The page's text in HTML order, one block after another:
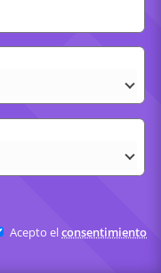
Acepto elconsentimiento